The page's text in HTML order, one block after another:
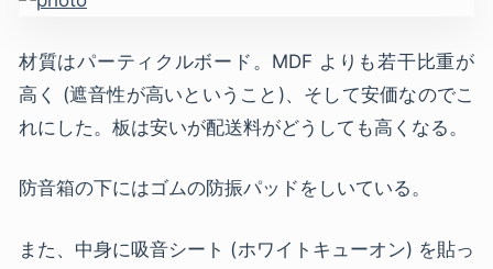
材質はパーティクルボード。MDF よりも若干比重が
高く (遮音性が高いということ)、そして安価なのでこ
れにした。板は安いが配送料がどうしても高くなる。
防音箱の下にはゴムの防振パッドをしいている。
また、中身に吸音シート (ホワイトキューオン) を貼っ